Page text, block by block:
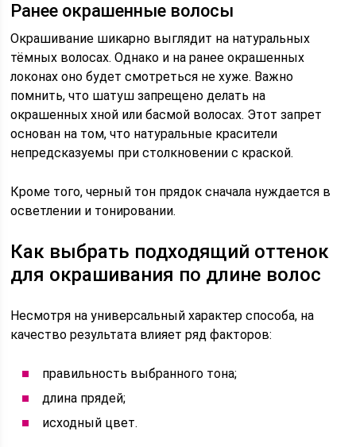
Ранее окрашенные волосы
Окрашивание шикарно выглядит на натуральных
тёмных волосах. Однако и на ранее окрашенных
локонах оно будет смотреться не хуже. Важно
помнить, что шатуш запрещено делать на
окрашенных хной или басмой волосах. Этот запрет
основан на том, что натуральные красители
непредсказуемы при столкновении с краской.
Кроме того, черный тон прядок сначала нуждается в
осветлении и тонировании.
Как выбрать подходящий оттенок
для окрашивания по длине волос
Несмотря на универсальный характер способа, на
качество результата влияет ряд факторов:
правильность выбранного тона;
длина прядей;
исходный цвет.